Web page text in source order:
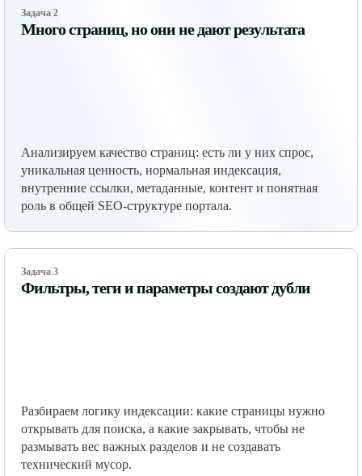
Задача 2
Много страниц, но они не дают результата
Анализируем качество страниц: есть ли у них спрос,
уникальная ценность, нормальная индексация,
внутренние ссылки, метаданные, контент и понятная
роль в общей SEO-структуре портала.
Задача 3
Фильтры, теги и параметры создают дубли
Разбираем логику индексации: какие страницы нужно
открывать для поиска, а какие закрывать, чтобы не
размывать вес важных разделов и не создавать
технический мусор.